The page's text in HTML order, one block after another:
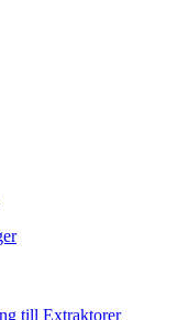
till Extraktorer